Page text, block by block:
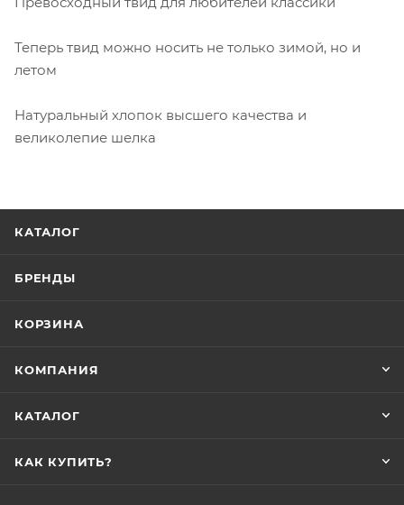
Теперь твид можно носить не только зимой, но и
летом
Натуральный хлопок высшего качества и
великолепие шелка
КАТАЛОГ
БРЕНДЫ
КОРЗИНА
КОМПАНИЯ
КАТАЛОГ
КАК КУПИТЬ?